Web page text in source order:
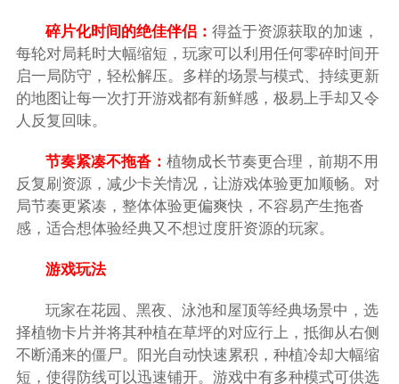
碎片化时间的绝佳伴侣：得益于资源获取的加速，
每轮对局耗时大幅缩短，玩家可以利用任何零碎时间开
启一局防守，轻松解压。多样的场景与模式、持续更新
的地图让每一次打开游戏都有新鲜感，极易上手却又令
人反复回味。
节奏紧凑不拖沓：植物成长节奏更合理，前期不用
反复刷资源，减少卡关情况，让游戏体验更加顺畅。对
局节奏更紧凑，整体体验更偏爽快，不容易产生拖沓
感，适合想体验经典又不想过度肝资源的玩家。
游戏玩法
玩家在花园、黑夜、泳池和屋顶等经典场景中，选
择植物卡片并将其种植在草坪的对应行上，抵御从右侧
不断涌来的僵尸。阳光自动快速累积，种植冷却大幅缩
短，使得防线可以迅速铺开。游戏中有多种模式可供选